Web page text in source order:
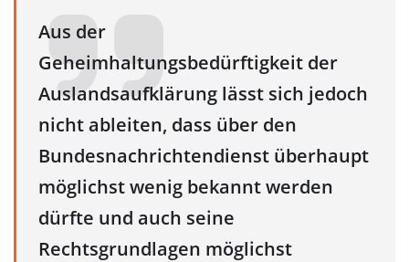
Aus der
Geheimhaltungsbedürftigkeit der
Auslandsaufklärung lässt sich jedoch
nicht ableiten, dass über den
Bundesnachrichtendienst überhaupt
möglichst wenig bekannt werden
dürfte und auch seine
Rechtsgrundlagen möglichst